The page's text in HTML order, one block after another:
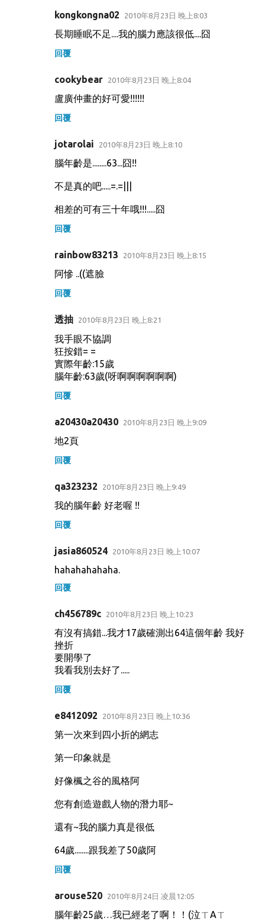
kongkongna02 2010年8月23日 晚上8:03
長期睡眠不足....我的腦力應該很低....囧
回覆
cookybear 2010年8月23日 晚上8:04
盧廣仲畫的好可愛!!!!!!
回覆
jotarolai 2010年8月23日 晚上8:10
腦年齡是........63...囧!!
不是真的吧.....=.=|||
相差的可有三十年哦!!!.....囧
回覆
rainbow83213 2010年8月23日 晚上8:15
阿慘 ..((遮臉
回覆
透抽 2010年8月23日 晚上8:21
我手眼不協調
狂按錯= =
實際年齡:15歲
腦年齡:63歲(呀啊啊啊啊啊啊)
回覆
a20430a20430 2010年8月23日 晚上9:09
地2頁
回覆
qa323232 2010年8月23日 晚上9:49
我的腦年齡 好老喔 !!
回覆
jasia860524 2010年8月23日 晚上10:07
hahahahahaha.
回覆
ch456789c 2010年8月23日 晚上10:23
有沒有搞錯...我才17歲確測出64這個年齡 我好
挫折
要開學了
我看我別去好了.....
回覆
e8412092 2010年8月23日 晚上10:36
第一次來到四小折的網志
第一印象就是
好像楓之谷的風格阿
您有創造遊戲人物的潛力耶~
還有~我的腦力真是很低
64歲........跟我差了50歲阿
回覆
arouse520 2010年8月24日 凌晨12:05
腦年齡25歲…我已經老了啊！！(泣ㄒAㄒ